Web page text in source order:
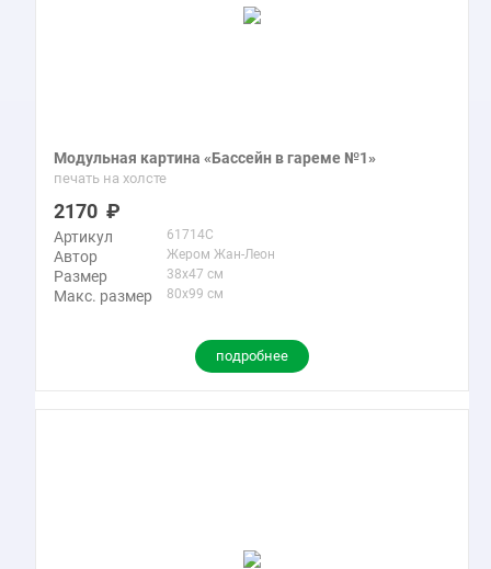
Модульная картина «Бассейн в гареме №1»
печать на холсте
2170
Артикул 61714C
Автор Жером Жан-Леон
Размер 38x47 см
Макс. размер 80x99 см
подробнее